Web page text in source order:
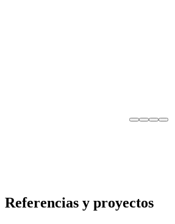
Referencias y proyectos